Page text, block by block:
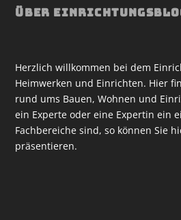
ÜBER
Herzlich willkommen bei dem
Heimwerken und Einrichten. Hier
rund ums Bauen, Wohnen und
ein Experte oder eine Expertin ein
Fachbereiche sind, so können Sie
präsentieren.